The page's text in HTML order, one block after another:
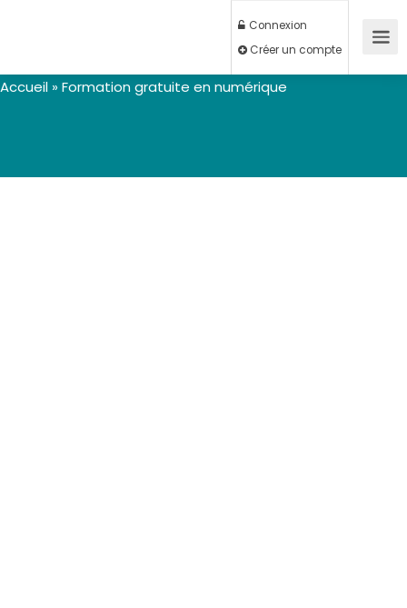
Connexion
Créer un compte
Accueil »Formation gratuite en numérique